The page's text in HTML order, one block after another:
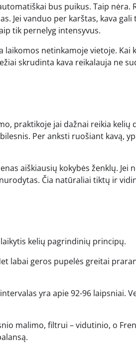
bus puikus. Taip nėra.
Jei vanduo per karštas, kava
tik pernelyg intensyvus.
netinkamoje vietoje. Kai
skrudinta kava reikalauja ne
praktikoje jai dažnai reikia kelių
Per anksti ruošiant kavą,
aiškiausių kokybės ženklų. Jei
Čia natūraliai tiktų ir
kelių pagrindinių principų.
labai geros pupelės greitai
yra apie 92-96 laipsniai.
malimo, filtrui – vidutinio, o